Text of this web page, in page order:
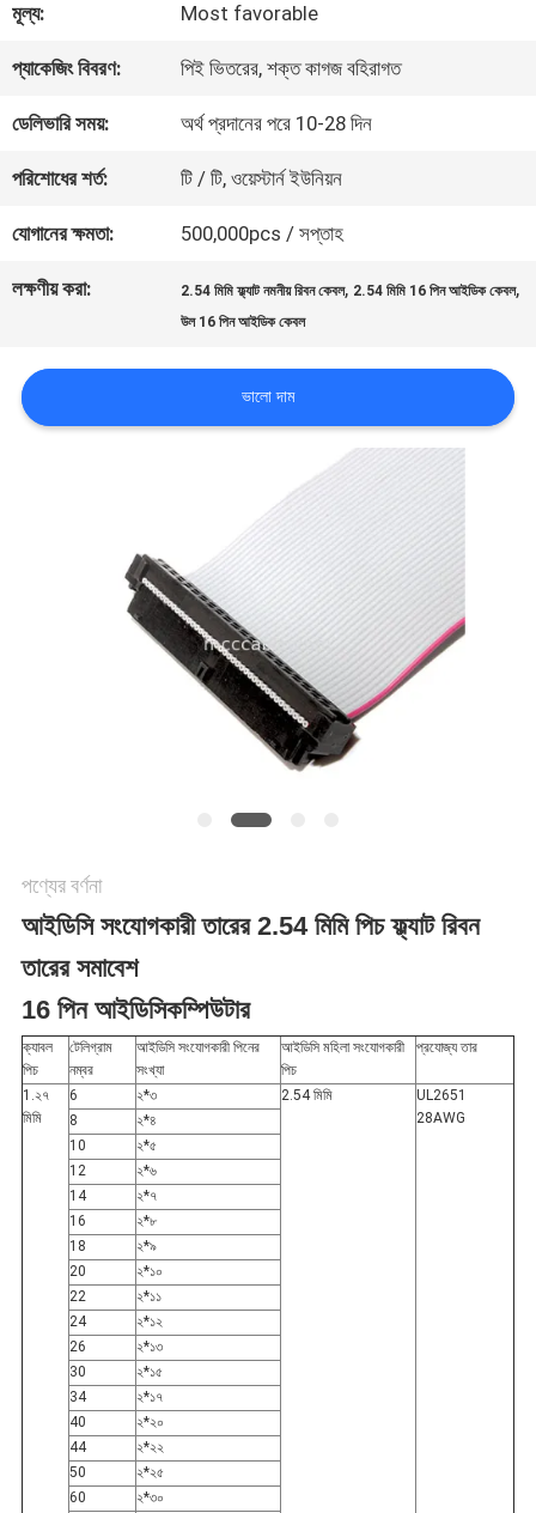
গুণমান
নিয়ন্ত্রণ
আমাদের
সাথে
যোগাযোগ
খবর
গোপনীয়তা
নীতি
মূল্য: Most favorable
প্যাকেজিং বিবরণ: পিই ভিতরের, শক্ত কাগজ বহিরাগত
ডেলিভারি সময়: অর্থ প্রদানের পরে 10-28 দিন
পরিশোধের শর্ত: টি / টি, ওয়েস্টার্ন ইউনিয়ন
যোগানের ক্ষমতা: 500,000pcs / সপ্তাহ
লক্ষণীয় করা: 2.54 মিমি ফ্ল্যাট নমনীয় রিবন কেবল, 2.54 মিমি 16 পিন আইডিক কেবল,
উল 16 পিন আইডিক কেবল
ভালো দাম
পণ্যের বর্ণনা
আইডিসি সংযোগকারী তারের 2.54 মিমি পিচ ফ্ল্যাট রিবন
তারের সমাবেশ
16 পিন আইডিসিকম্পিউটার
ক্যাবল
পিচ
টেলিগ্রাম
নম্বর
আইডিসি সংযোগকারী পিনের
সংখ্যা
আইডিসি মহিলা সংযোগকারী
পিচ
প্রযোজ্য তার
1.২৭
মিমি
6 ২*৩ 2.54 মিমি
UL2651
28AWG
8
২*৪
10
২*৫
12
২*৬
14
২*৭
16
২*৮
18
২*৯
20
২*১০
22
২*১১
24
২*১২
26
২*১৩
30
২*১৫
34
২*১৭
40
২*২০
44
২*২২
50
২*২৫
60
২*৩০